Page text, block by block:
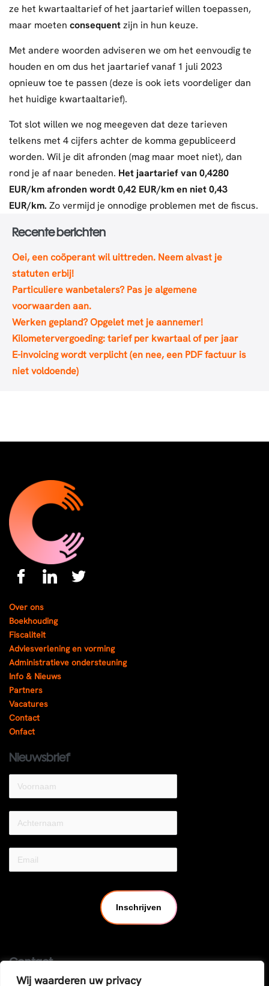
Wij waarderen uw privacy
ze het kwartaaltarief of het jaartarief willen toepassen,
maar moeten consequentzijn in hun keuze.
Met andere woorden adviseren we om het eenvoudig te
houden en om dus het jaartarief vanaf 1 juli 2023
opnieuw toe te passen (deze is ook iets voordeliger dan
het huidige kwartaaltarief).
Tot slot willen we nog meegeven dat deze tarieven
telkens met 4 cijfers achter de komma gepubliceerd
worden. Wil je dit afronden (mag maar moet niet), dan
rond je af naar beneden. Het jaartarief van 0,4280
EUR/km afronden wordt 0,42 EUR/km en niet 0,43
EUR/km. Zo vermijd je onnodige problemen met de fiscus.
Recente berichten
Oei, een coöperant wil uittreden. Neem alvast je
statuten erbij!
Particuliere wanbetalers? Pas je algemene
voorwaarden aan.
Werken gepland? Opgelet met je aannemer!
Kilometervergoeding: tarief per kwartaal of per jaar
E-invoicing wordt verplicht (en nee, een PDF factuur is
niet voldoende)
Over ons
Boekhouding
Fiscaliteit
Adviesverlening en vorming
Administratieve ondersteuning
Info & Nieuws
Partners
Vacatures
Contact
Onfact
Nieuwsbrief
Inschrijven
Contact